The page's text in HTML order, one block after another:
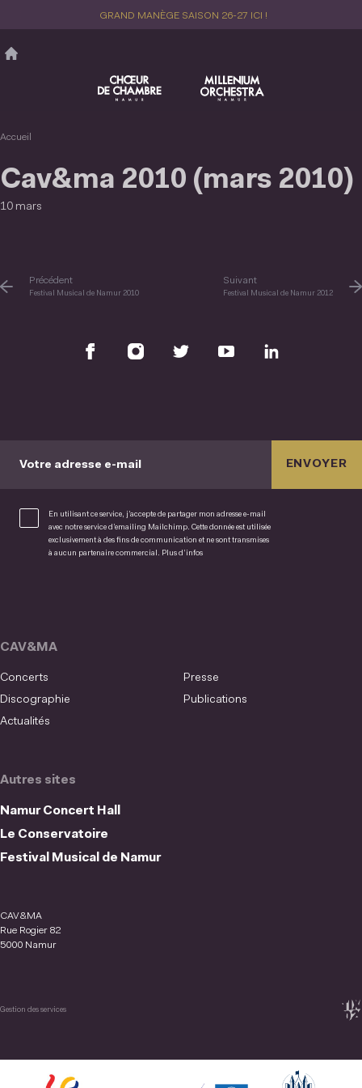
principal
GRAND MANÈGE SAISON 26-27 ICI !
Accueil
Cav&ma 2010 (mars 2010)
10 mars
Précédent
Festival Musical de Namur 2010
Suivant
Festival Musical de Namur 2012
Votre adresse e-mail
En utilisant ce service, j’accepte de partager mon adresse e-mail
avec notre service d’emailing Mailchimp. Cette donnée est utilisée
exclusivement à des fins de communication et ne sont transmises
à aucun partenaire commercial. Plus d’infos
ENVOYER
Autres sites
Namur Concert Hall
Le Conservatoire
Festival Musical de Namur
CAV&MA
Concerts
Presse
Discographie
Publications
Actualités
CAV&MA
Rue Rogier 82
5000 Namur
Gestion des services